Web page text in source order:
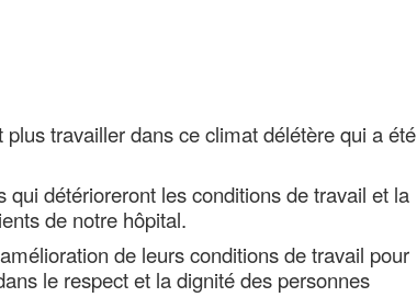
travailler dans ce climat délétère qui a été
détérioreront les conditions de travail et la
de notre hôpital.
de leurs conditions de travail pour
le respect et la dignité des personnes